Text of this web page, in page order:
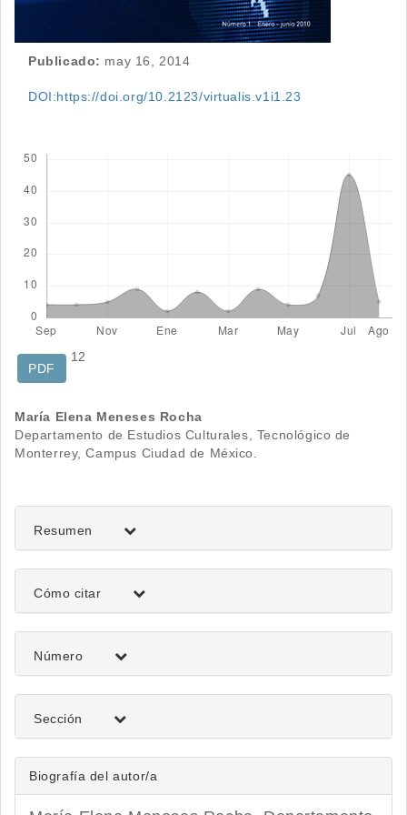
Publicado: may 16, 2014
DOI:https://doi.org/10.2123/virtualis.v1i1.23
12
PDF
Contenido
principal
artículo
María Elena Meneses Rocha
Departamento de Estudios Culturales, Tecnológico de
Monterrey, Campus Ciudad de México.
Resumen
Detalles
del
artículo
Cómo citar
Número
Sección
Biografía del autor/a